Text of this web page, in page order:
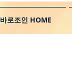
바로조인 HOME